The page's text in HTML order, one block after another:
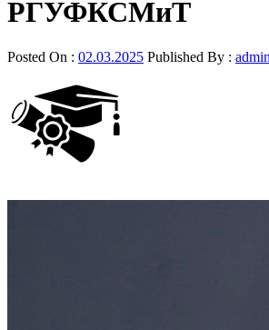
РГУФКСМиТ
Posted On : 02.03.2025 Published By : admin